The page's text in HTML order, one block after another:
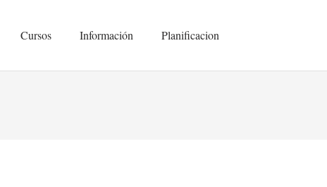
Cursos Información Planificacion